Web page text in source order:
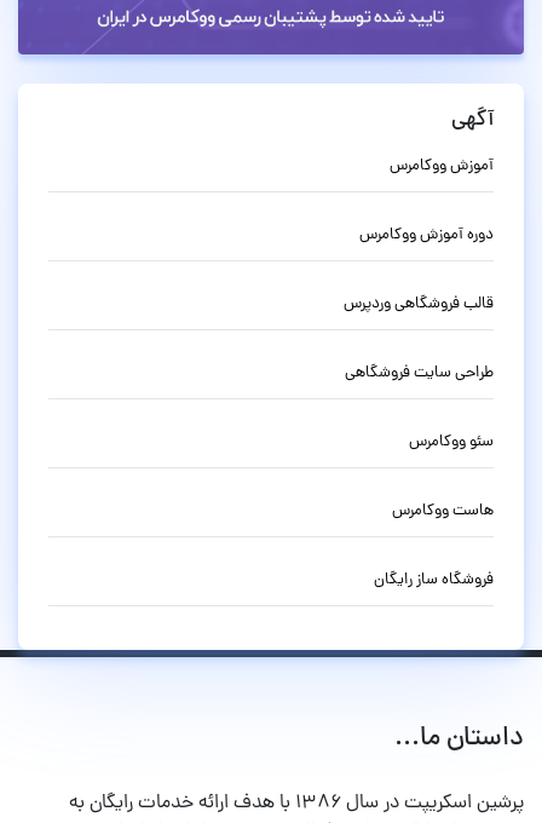
آگهی
آموزش ووکامرس
دوره آموزش ووکامرس
قالب فروشگاهی وردپرس
طراحی سایت فروشگاهی
سئو ووکامرس
هاست ووکامرس
فروشگاه ساز رایگان
داستان ما...
پرشین اسکریپت در سال ۱۳۸۶ با هدف ارائه خدمات رایگان به